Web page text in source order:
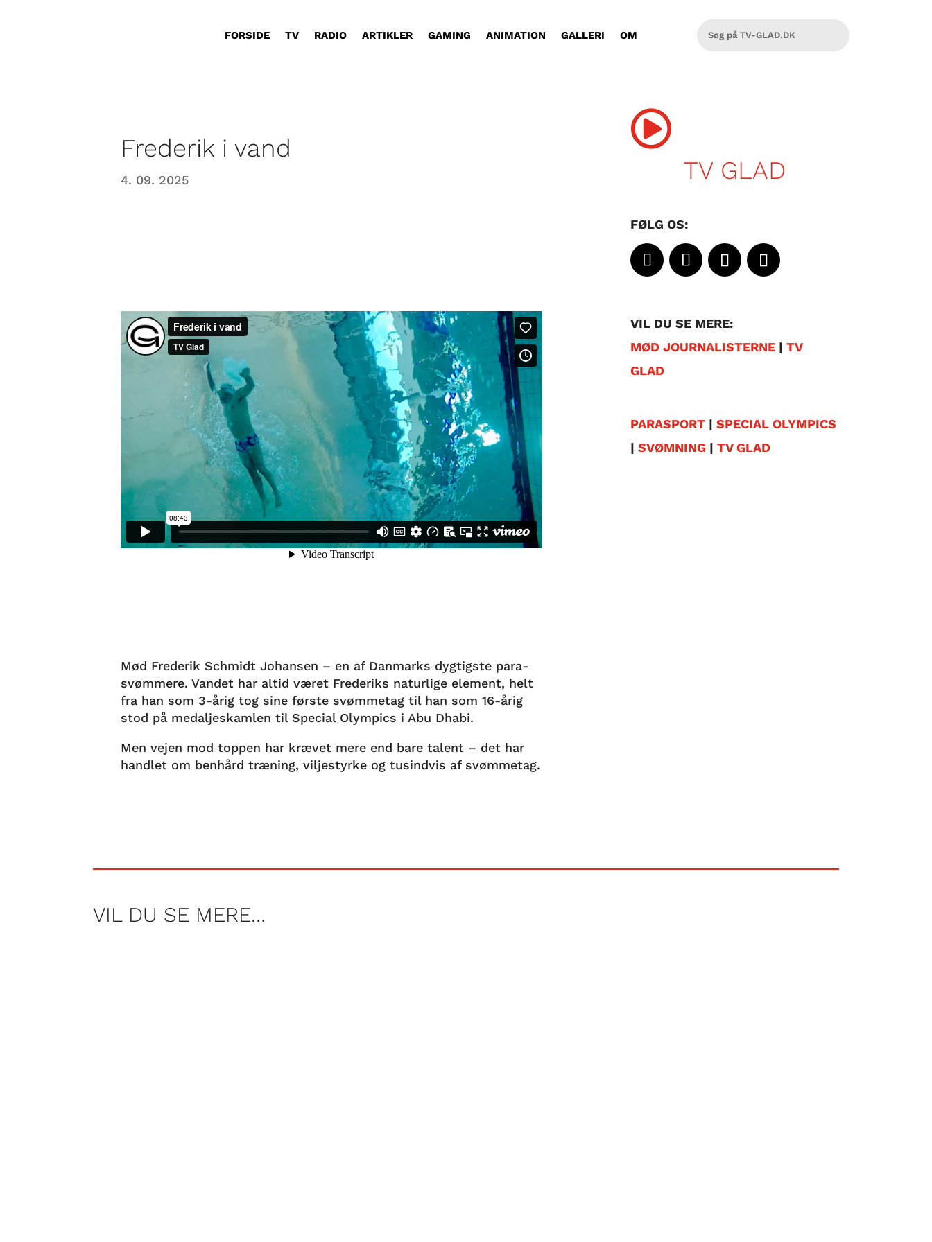
FORSIDE TV RADIO ARTIKLER GAMING ANIMATION GALLERI OM
Frederik i vand
4. 09. 2025
Mød Frederik Schmidt Johansen – en af Danmarks dygtigste para-
svømmere. Vandet har altid været Frederiks naturlige element, helt
fra han som 3-årig tog sine første svømmetag til han som 16-årig
stod på medaljeskamlen til Special Olympics i Abu Dhabi.
Men vejen mod toppen har krævet mere end bare talent – det har
handlet om benhård træning, viljestyrke og tusindvis af svømmetag.

TV GLAD
FØLG OS:
VIL DU SE MERE:
MØD JOURNALISTERNE| TV
GLAD
PARASPORT| SPECIAL OLYMPICS
| SVØMNING | TV GLAD
VIL DU SE MERE…